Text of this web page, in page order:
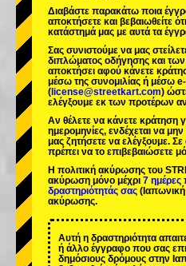
Διαβάστε παρακάτω ποια
αποκτήσετε και βεβαιωθείτε
κατάστημά μας με αυτά τα
Σας συνιστούμε να μας
διπλώματος οδήγησης και
αποκτήσει αφού κάνετε
μέσω της συνομιλίας ή μέσω
( license@streetkart.com)
ελέγξουμε εκ των προτέρων
Αν θέλετε να κάνετε κράτηση
ημερομηνίες, ενδέχεται να
μας ζητήσετε να ελέγξουμε.
πρέπει να το επιβεβαιώσετε
Η πολιτική ακύρωσης του
ακύρωση μόνο μέχρι 7 ημέρες
δραστηριότητάς σας
ακύρωσης.
Αυτή η δραστηριότητα
ή άλλο έγγραφο που σας
δημόσιους δρόμους στην